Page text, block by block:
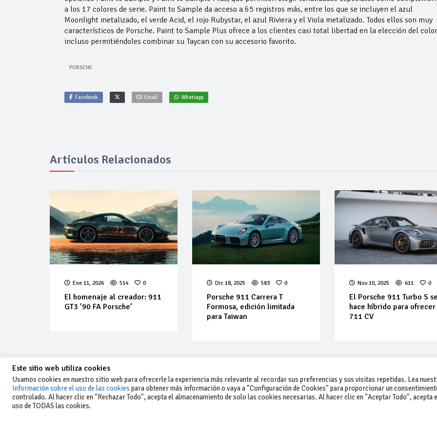
a los 17 colores de serie. Paint to Sample da acceso a 65 registros más, entre los que se incluyen el azul
Moonlight metalizado, el verde Acid, el rojo Rubystar, el azul Riviera y el Viola metalizado. Todos ellos son muy
característicos de Porsche. Paint to Sample Plus ofrece a los clientes casi total libertad en la elección del
incluso permitiéndoles combinar su Taycan con su accesorio favorito.
PORSCHE
Facebook Email Whatsapp
Artículos Relacionados
Ene 11, 2026 514 0
El homenaje al creador: 911
GT3 ’90 FA Porsche’
Dic 18, 2025 583 0
Porsche 911 Carrera T
Formosa, edición limitada
para Taiwan
Nov 10, 2025 611 0
El Porsche 911 Turbo S
hace híbrido para ofrecer
711 CV
-Aviso legal y condiciones generales
-Contacto
Este sitio web utiliza cookies
Usamos cookies en nuestro sitio web para ofrecerle la experiencia más relevante al recordar sus preferencias y sus visitas repetidas. Lea
Información sobre el uso de las cookies para obtener más información o vaya a "Configuración de Cookies" para proporcionar un
controlado. Al hacer clic en "Rechazar Todo", acepta el almacenamiento de solo las cookies necesarias. Al hacer clic en "Aceptar Todo", acepta
uso de TODAS las cookies.